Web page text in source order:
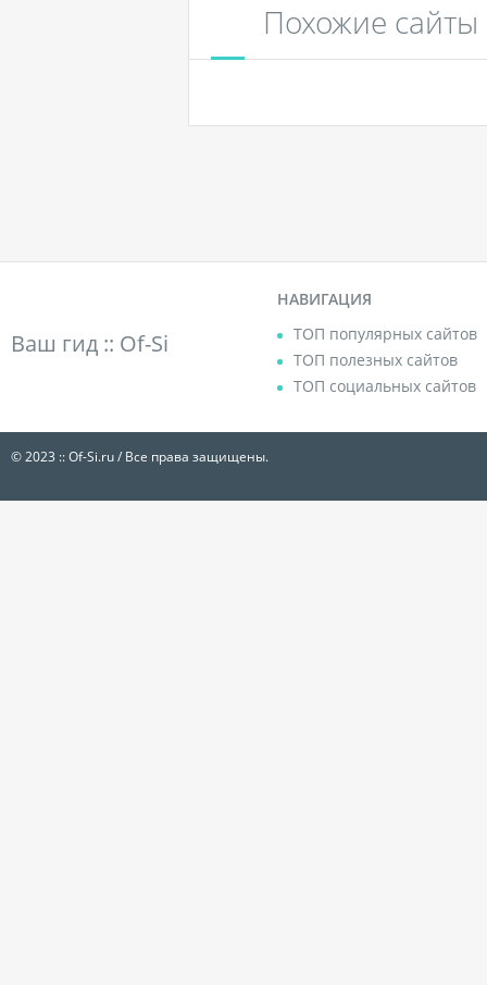
Похожие сайты
Ваш гид :: Of-Si
НАВИГАЦИЯ
ТОП популярных сайтов
ТОП полезных сайтов
ТОП социальных сайтов
© 2023 :: Of-Si.ru / Все права защищены.